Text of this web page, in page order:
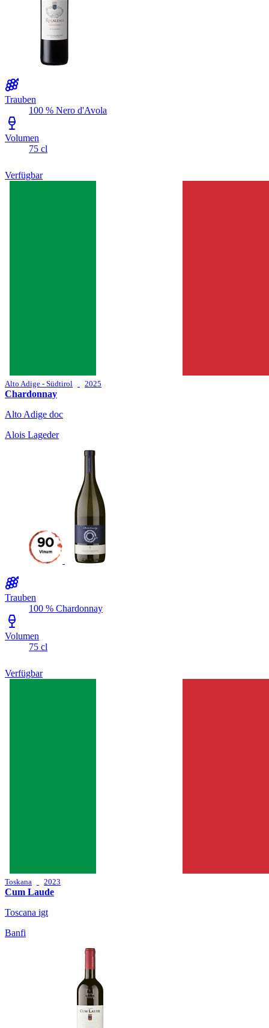
Trauben
100 % Nero d'Avola
Volumen
75 cl
Verfügbar
Alto Adige - Südtirol 2025
Chardonnay
Alto Adige doc
Alois Lageder
Trauben
100 % Chardonnay
Volumen
75 cl
Verfügbar
Toskana 2023
Cum Laude
Toscana igt
Banfi